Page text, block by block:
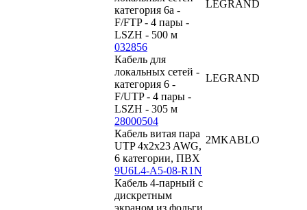
категория 6a -
F/FTP - 4 пары -
LSZH - 500 м
LEGRAND
032856
Кабель для
локальных сетей -
категория 6 -
F/UTP - 4 пары -
LSZH - 305 м
LEGRAND
28000504
Кабель витая пара
UTP 4x2x23 AWG,
6 категории, ПВХ
2MKABLO
9U6L4-A5-08-R1N
Кабель 4-парный с
дискретным
экраном из фольги